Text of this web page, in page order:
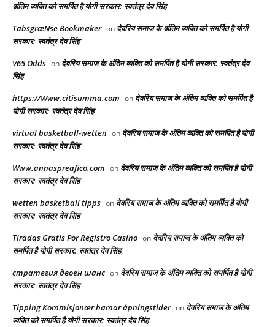
अंतिम व्यक्ति को समर्पित है योगी सरकार: स्वतंत्र देव सिंह
TabsgræNse Bookmaker on देवरिय समाज के अंतिम व्यक्ति को समर्पित है योगी
सरकार: स्वतंत्र देव सिंह
V65 Odds on देवरिय समाज के अंतिम व्यक्ति को समर्पित है योगी सरकार: स्वतंत्र देव
सिंह
https://Www.citisumma.com on देवरिय समाज के अंतिम व्यक्ति को समर्पित है
योगी सरकार: स्वतंत्र देव सिंह
virtual basketball-wetten on देवरिय समाज के अंतिम व्यक्ति को समर्पित है योगी
सरकार: स्वतंत्र देव सिंह
Www.annaspreafico.com on देवरिय समाज के अंतिम व्यक्ति को समर्पित है योगी
सरकार: स्वतंत्र देव सिंह
wetten basketball tipps on देवरिय समाज के अंतिम व्यक्ति को समर्पित है योगी
सरकार: स्वतंत्र देव सिंह
Tiradas Gratis Por Registro Casino on देवरिय समाज के अंतिम व्यक्ति को
समर्पित है योगी सरकार: स्वतंत्र देव सिंह
стратегия двоен шанс on देवरिय समाज के अंतिम व्यक्ति को समर्पित है योगी
सरकार: स्वतंत्र देव सिंह
Tipping Kommisjonær hamar åpningstider on देवरिय समाज के अंतिम
व्यक्ति को समर्पित है योगी सरकार: स्वतंत्र देव सिंह